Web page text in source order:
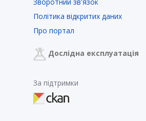
Політика відкритих даних
Про портал
Дослідна експлуатація
За підтримки